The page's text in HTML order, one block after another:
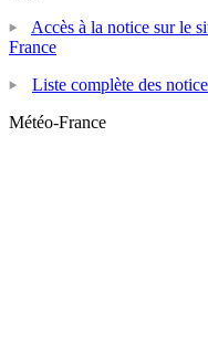
Accès à la notice sur le
France
Liste complète des
Météo-France